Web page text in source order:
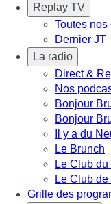
Replay TV
Toutes
Dernier JT
La radio
Direct &
Nos
Bonjour
Bonjour
Il y a du
Le Brunch
Le Club
Le Club de
Grille des